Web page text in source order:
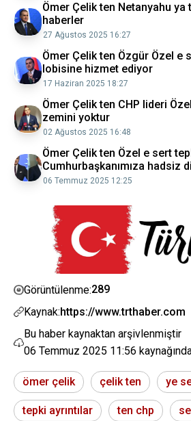
Ömer Çelik ten Netanyahu ya
haberler
27 Ağustos 2025 16:27
Ömer Çelik ten Özgür Özel e
lobisine hizmet ediyor
17 Haziran 2025 18:27
Ömer Çelik ten CHP lideri
zemini yoktur
02 Ağustos 2025 16:48
Ömer Çelik ten Özel e sert
Cumhurbaşkanımıza hadsiz
hadlerini hatırlatacağız
06 Temmuz 2025 12:25
Görüntülenme:289
Kaynak:https://www.trthaber.com
Bu haber kaynaktan arşivlenmiştir
06 Temmuz 2025 11:56
ömer çelik çelik ten ye
tepki ayrıntılar ten chp